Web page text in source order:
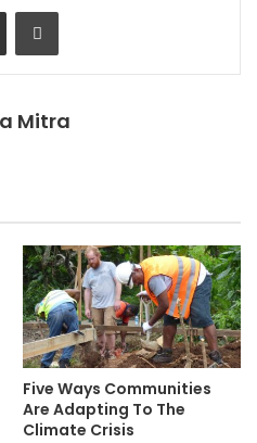
Share via Email Print
Mitra
Five Ways Communities
Are Adapting To The
Climate Crisis